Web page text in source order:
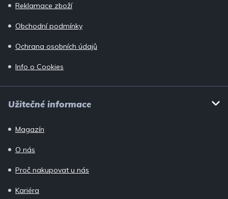
Reklamace zboží
Obchodní podmínky
Ochrana osobních údajů
Info o Cookies
Užitečné informace
Magazín
O nás
Proč nakupovat u nás
Kariéra